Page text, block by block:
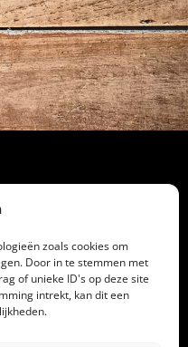
zoals cookies om
Door in te stemmen met
of unieke ID's op deze site
intrekt, kan dit een